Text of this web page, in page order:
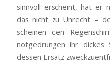
sinnvoll erscheint, hat er
das nicht zu Unrecht –
scheinen den
notgedrungen ihr dickes
dessen Ersatz